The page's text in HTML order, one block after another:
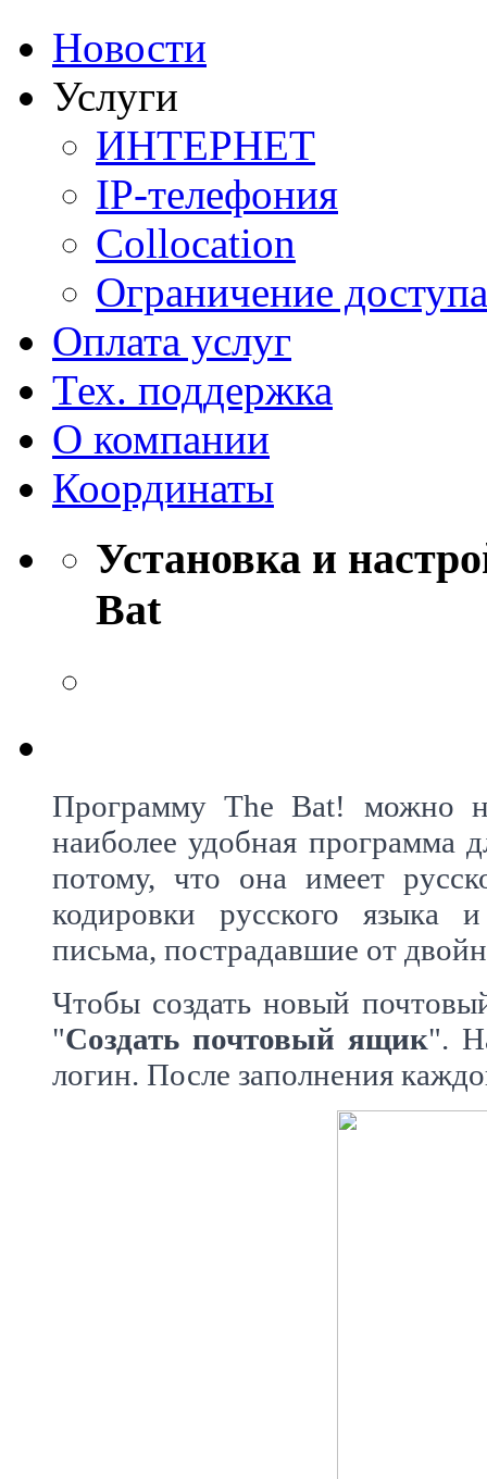
Новости
Услуги
ИНТЕРНЕТ
IP-телефония
Сollocation
Ограничение доступа
Оплата услуг
Тех. поддержка
О компании
Координаты
Установка и
Bat
Программу The Bat! можно
наиболее удобная программа
потому, что она имеет
кодировки русского языка
письма, пострадавшие от
Чтобы создать новый
"Создать почтовый ящик".
логин. После заполнения